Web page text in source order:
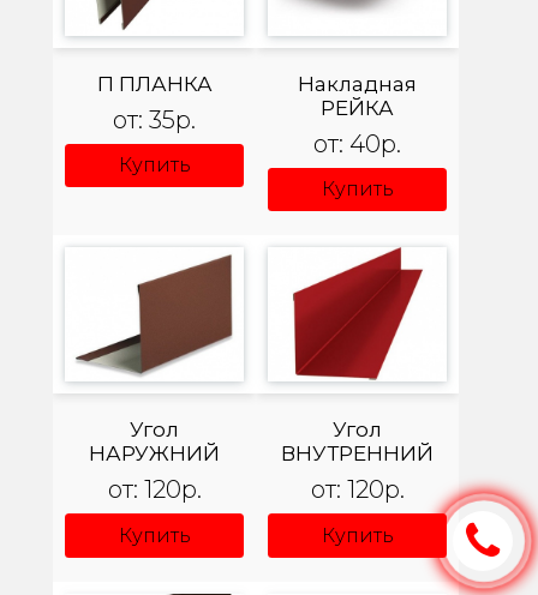
П ПЛАНКА
от: 35р.
Купить
Накладная
РЕЙКА
от: 40р.
Купить
Угол
НАРУЖНИЙ
от: 120р.
Купить
Угол
ВНУТРЕННИЙ
от: 120р.
Купить